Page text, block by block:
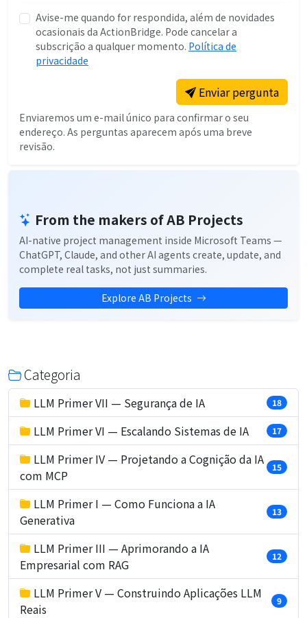
Avise-me quando for respondida, além de novidades
ocasionais da ActionBridge. Pode cancelar a
subscrição a qualquer momento. Política de
privacidade
Enviar pergunta
Enviaremos um e-mail único para confirmar o seu
endereço. As perguntas aparecem após uma breve
revisão.
From the makers of AB Projects
AI-native project management inside Microsoft Teams —
ChatGPT, Claude, and other AI agents create, update, and
complete real tasks, not just summaries.
Explore AB Projects
Categoria
LLM Primer VII — Segurança de IA 18
LLM Primer VI — Escalando Sistemas de IA 17
LLM Primer IV — Projetando a Cognição da IA
com MCP
15
LLM Primer I — Como Funciona a IA
Generativa
13
LLM Primer III — Aprimorando a IA
Empresarial com RAG
12
LLM Primer V — Construindo Aplicações LLM
Reais
9